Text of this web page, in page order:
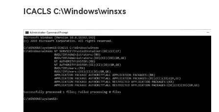
ICACLS C:\Windows\winsxs